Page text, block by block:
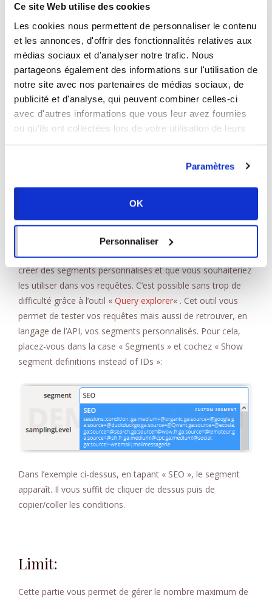
Ce site Web utilise des cookies
Les cookies nous permettent de personnaliser le contenu
et les annonces, d'offrir des fonctionnalités relatives aux
médias sociaux et d'analyser notre trafic. Nous
partageons également des informations sur l'utilisation de
notre site avec nos partenaires de médias sociaux, de
publicité et d'analyse, qui peuvent combiner celles-ci
avec d'autres informations que vous leur avez fournies
ou qu'ils ont collectées lors de votre utilisation de leurs
Paramètres
OK
Personnaliser
Vous pouvez mettre en place des filtres pour ne garder
qu’une partie des données. Dans la version v3 de l’API, vous
ne pouviez utiliser que les formats dit «legacy filters
format « . Il s’agissait de reprendre des métriques et/ou des
dimensions et d’y adjoindre des conditions. Désormais avec
le v4, vous pouvez aussi utiliser le format JSON. Comme
indiqué dans la documentation de Google Analytics, les
« legacy filters format » sont les plus simples à utiliser mais
les filtres en JSON permettent d’aller plus loin.
ne vous intéresser qu’à une partie des données. Vous
pouvez ici aussi utiliser les 2 formats: « legacy filters
format » et JSON. La grande différence se situe au niveau
des segments personnalisés. Imaginons que vous avez
créer des segments personnalisés et que vous souhaiteriez
les utiliser dans vos requêtes. C’est possible sans trop de
difficulté grâce à l’outil « Query explorer« . Cet outil vous
permet de tester vos requêtes mais aussi de retrouver, en
langage de l’API, vos segments personnalisés. Pour cela,
placez-vous dans la case « Segments » et cochez « Show
segment definitions instead of IDs »:
Dans l’exemple ci-dessus, en tapant « SEO », le segment
apparaît. Il vous suffit de cliquer de dessus puis de
copier/coller les conditions.
Limit:
Cette partie vous permet de gérer le nombre maximum de